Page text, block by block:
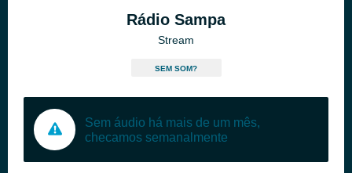
Rádio Sampa
Stream
SEM SOM?
Sem áudio há mais de um mês,
checamos semanalmente